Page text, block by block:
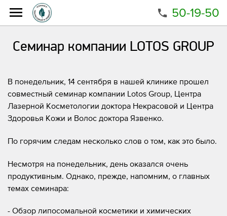
50-19-50
Семинар компании LOTOS GROUP
В понедельник, 14 сентября в нашей клинике прошел
совместный семинар компании Lotos Group, Центра
Лазерной Косметологии доктора Некрасовой и Центра
Здоровья Кожи и Волос доктора Язвенко.
По горячим следам несколько слов о том, как это было.
Несмотря на понедельник, день оказался очень
продуктивным. Однако, прежде, напомним, о главных
темах семинара:
- Обзор липосомальной косметики и химических